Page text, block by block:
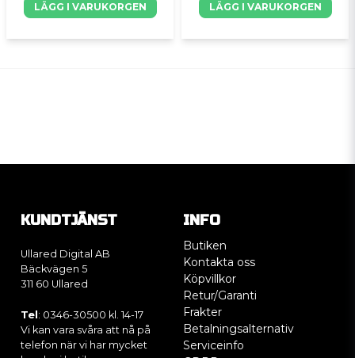
LÄGG I VARUKORGEN LÄGG I VARUKORGEN
KUNDTJÄNST
Ullared Digital AB
Bäckvägen 5
311 60 Ullared
Tel : 0346-30500 kl. 14-17
Vi kan vara svåra att nå på
telefon när vi har mycket
INFO
Butiken
Kontakta oss
Köpvillkor
Retur/Garanti
Frakter
Betalningsalternativ
Serviceinfo